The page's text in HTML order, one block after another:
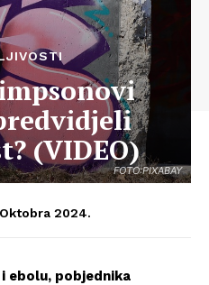
FOTO:PIXABAY
(VIDEO)
2024.
ebolu, pobjednika